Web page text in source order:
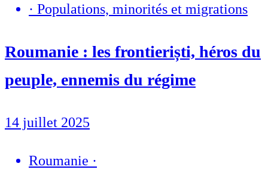
· Populations, minorités et migrations
Roumanie : les frontieriști, héros du
peuple, ennemis du régime
14 juillet 2025
Roumanie ·